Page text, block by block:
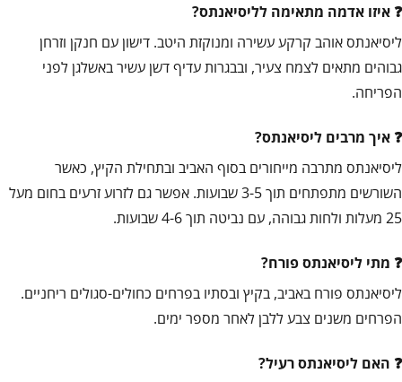
איזו אדמה מתאימה לליסיאנתס?
ליסיאנתס אוהב קרקע עשירה ומנוקזת היטב. דישון עם חנקן וזרחן
גבוהים מתאים לצמח צעיר, ובבגרות עדיף דשן עשיר באשלגן לפני
הפריחה.
איך מרבים ליסיאנתס?
ליסיאנתס מתרבה מייחורים בסוף האביב ובתחילת הקיץ, כאשר
השורשים מתפתחים תוך 3-5 שבועות. אפשר גם לזרוע זרעים בחום מעל
25 מעלות ולחות גבוהה, עם נביטה תוך 4-6 שבועות.
מתי ליסיאנתס פורח?
ליסיאנתס פורח באביב, בקיץ ובסתיו בפרחים כחולים-סגולים ריחניים.
הפרחים משנים צבע ללבן לאחר מספר ימים.
האם ליסיאנתס רעיל?